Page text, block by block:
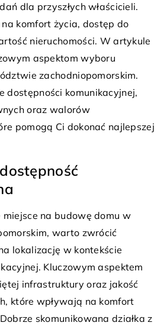
dla przyszłych właścicieli.
komfort życia, dostęp do
nieruchomości. W artykule
aspektom wyboru
zachodniopomorskim.
dostępności komunikacyjnej,
oraz walorów
pomogą Ci dokonać najlepszej
na budowę domu w
warto zwrócić
lokalizację w kontekście
Kluczowym aspektem
infrastruktury oraz jakość
które wpływają na komfort
skomunikowana działka z